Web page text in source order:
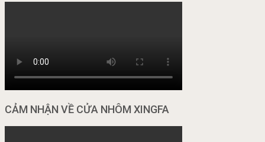
CẢM NHẬN VỀ CỬA NHÔM XINGFA